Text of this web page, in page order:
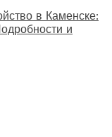
в Каменске:
и